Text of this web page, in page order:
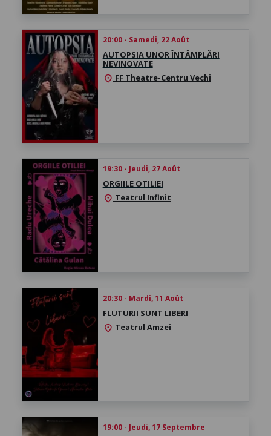
20:00 - Samedi, 22 Août
AUTOPSIA UNOR ÎNTÂMPLĂRI
NEVINOVATE
location_on FF Theatre-Centru Vechi
19:30 - Jeudi, 27 Août
ORGIILE OTILIEI
location_on Teatrul Infinit
20:30 - Mardi, 11 Août
FLUTURII SUNT LIBERI
location_on Teatrul Amzei
19:00 - Jeudi, 17 Septembre